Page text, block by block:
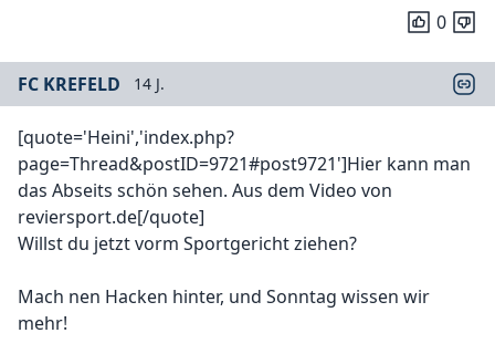
0
FC KREFELD 14 J.
[quote='Heini','index.php?
page=Thread&postID=9721#post9721']Hier kann man
das Abseits schön sehen. Aus dem Video von
reviersport.de[/quote]
Willst du jetzt vorm Sportgericht ziehen?
Mach nen Hacken hinter, und Sonntag wissen wir
mehr!